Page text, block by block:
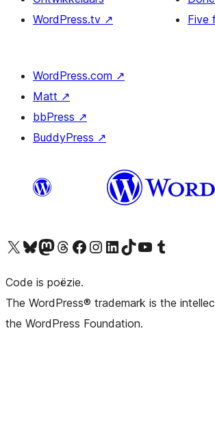
WordPress.tv ↗
Five
WordPress.com ↗
Matt ↗
bbPress ↗
BuddyPress ↗
Bezoek ons X (voorheen Twitter) account
Bezoek ons Bluesky account
Bezoek ons Mastodon account
Bezoek ons Threads account
Onze Facebook pagina bezoeken
Bezoek ons Instagram account
Bezoek ons LinkedIn account
Bezoek ons TikTok account
Bezoek ons YouTube kanaalBezoek ons Tumblr account
Code is poëzie.
The WordPress® trademark is the
the WordPress Foundation.